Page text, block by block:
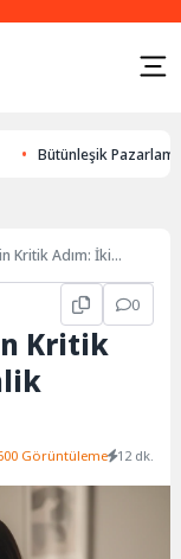
Pazarlama:
Kritik Adım: İki
0
Kritik
Görüntüleme 12 dk.